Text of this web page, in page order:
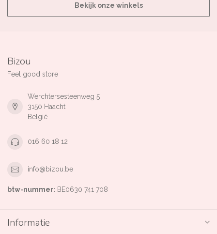
Bekijk onze winkels
Bizou
Feel good store
Werchtersesteenweg 5
3150 Haacht
België
016 60 18 12
info@bizou.be
btw-nummer: BE0630 741 708
Informatie